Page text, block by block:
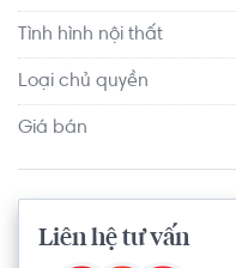
Tình hình nội thất
Loại chủ quyền
Giá bán
Liên hệ tư vấn